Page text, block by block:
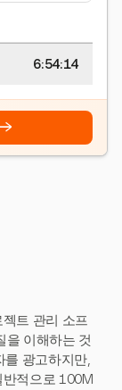
6:54:15
트 관리 소프
을 이해하는 것
를 광고하지만,
반적으로 100M